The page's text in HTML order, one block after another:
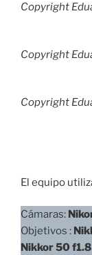
Copyright
Copyright
Copyright
El equipo
Cámaras:
Objetivos :
Nikkor 50